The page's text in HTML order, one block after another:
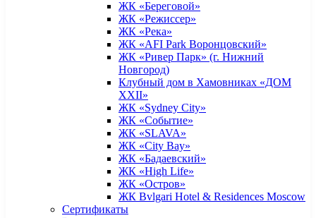
ЖК «Береговой»
ЖК «Режиссер»
ЖК «Река»
ЖК «AFI Park Воронцовский»
ЖК «Ривер Парк» (г. Нижний
Новгород)
Клубный дом в Хамовниках «ДОМ
XXII»
ЖК «Sydney City»
ЖК «Событие»
ЖК «SLAVA»
ЖК «City Bay»
ЖК «Бадаевский»
ЖК «High Life»
ЖК «Остров»
ЖК Bvlgari Hotel & Residences Moscow
Сертификаты